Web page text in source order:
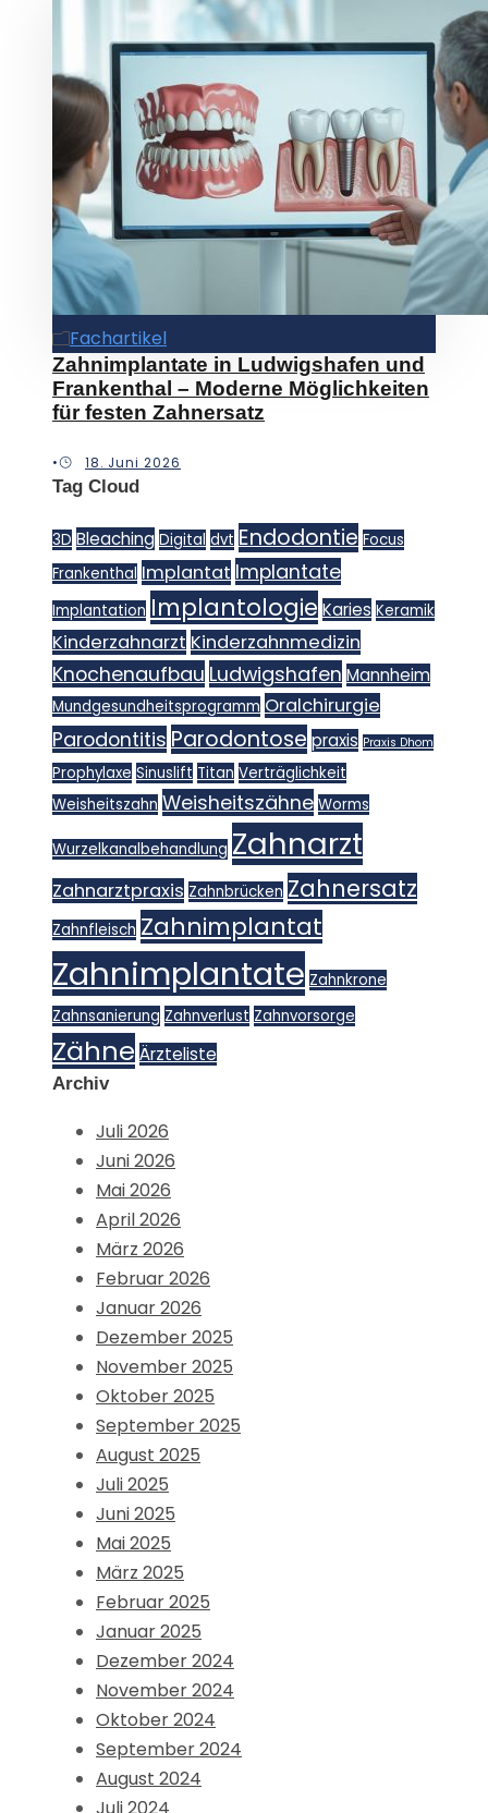
Fachartikel
Zahnimplantate in Ludwigshafen und
Frankenthal – Moderne Möglichkeiten
für festen Zahnersatz
• 18. Juni 2026
Tag Cloud
3D Bleaching Digital dvt Endodontie Focus
Frankenthal Implantat Implantate
Implantation Implantologie Karies Keramik
Kinderzahnarzt Kinderzahnmedizin
Knochenaufbau Ludwigshafen Mannheim
Mundgesundheitsprogramm Oralchirurgie
Parodontitis Parodontose praxis Praxis Dhom
Prophylaxe Sinuslift Titan Verträglichkeit
Weisheitszahn Weisheitszähne Worms
Wurzelkanalbehandlung Zahnarzt
Zahnarztpraxis Zahnbrücken Zahnersatz
Zahnfleisch Zahnimplantat
Zahnimplantate Zahnkrone
Zahnsanierung Zahnverlust Zahnvorsorge
Zähne Ärzteliste
Archiv
Juli 2026
Juni 2026
Mai 2026
April 2026
März 2026
Februar 2026
Januar 2026
Dezember 2025
November 2025
Oktober 2025
September 2025
August 2025
Juli 2025
Juni 2025
Mai 2025
März 2025
Februar 2025
Januar 2025
Dezember 2024
November 2024
Oktober 2024
September 2024
August 2024